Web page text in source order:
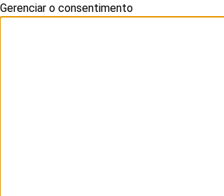
Gerenciar o consentimento